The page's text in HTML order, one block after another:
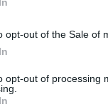
opt-out of the Sale of
opt-out of processing
achter
n[lees meer...]